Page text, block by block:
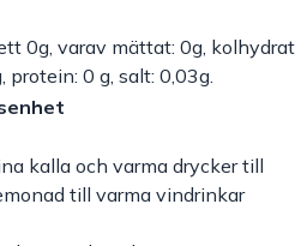
0g, varav mättat: 0g,
protein: 0 g, salt: 0,03g.
kalla och varma drycker till
till varma vindrinkar